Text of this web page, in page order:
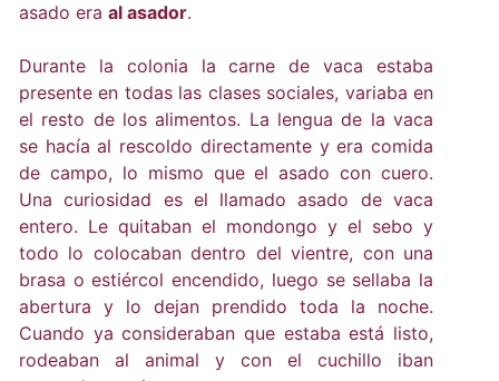
asado era al asador.
Durante la colonia la carne de vaca estaba
presente en todas las clases sociales, variaba en
el resto de los alimentos. La lengua de la vaca
se hacía al rescoldo directamente y era comida
de campo, lo mismo que el asado con cuero.
Una curiosidad es el llamado asado de vaca
entero. Le quitaban el mondongo y el sebo y
todo lo colocaban dentro del vientre, con una
brasa o estiércol encendido, luego se sellaba la
abertura y lo dejan prendido toda la noche.
Cuando ya consideraban que estaba está listo,
rodeaban al animal y con el cuchillo iban